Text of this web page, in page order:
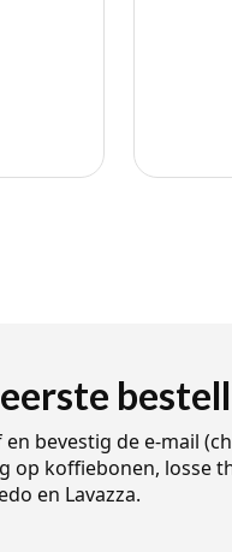
bevestig de e-mail
op koffiebonen, losse
en Lavazza.